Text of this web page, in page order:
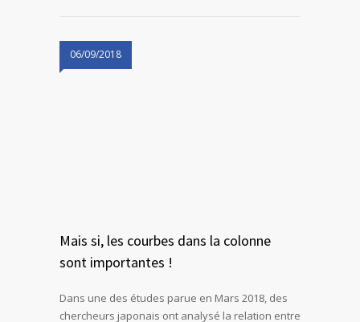
06/09/2018
Mais si, les courbes dans la colonne
sont importantes !
Dans une des études parue en Mars 2018, des
chercheurs japonais ont analysé la relation entre